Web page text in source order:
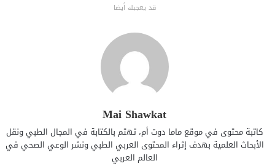
قد يعجبك أيضا
Mai Shawkat
كاتبة محتوى في موقع ماما دوت أم، تهتم بالكتابة في المجال الطبي ونقل
الأبحاث العلمية بهدف إثراء المحتوى العربي الطبي ونشر الوعي الصحي في
العالم العربي